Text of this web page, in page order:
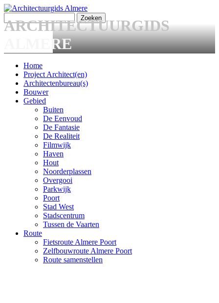
Overslaan en naar de algemene inhoud gaan
Zoekveld
ARCHITECTUURGIDS
ALMERE
Main menu
Home
Project Architect(en)
Architectenbureau(s)
Bouwer
Gebied
Buiten
De Eenvoud
De Fantasie
De Realiteit
Filmwijk
Haven
Hout
Noorderplassen
Overgooi
Parkwijk
Poort
Stad West
Stadscentrum
Tussen de Vaarten
Route
Fietsroute Almere Poort
Zelfbouwroute Almere Poort
Route samenstellen